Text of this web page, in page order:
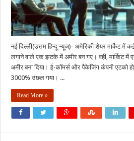
नई दिल्ली(उत्तम हिन्दू न्यूज)- अमेरिकी शेयर मार्केट
लगाने वाले एक झटके में अमीर बन गए। वहीं, मार्किट
अमीर बना दिया। ई-कॉमर्स और पैकेजिंग कंपनी एटको
3000% उछल गया। ...
Read More »